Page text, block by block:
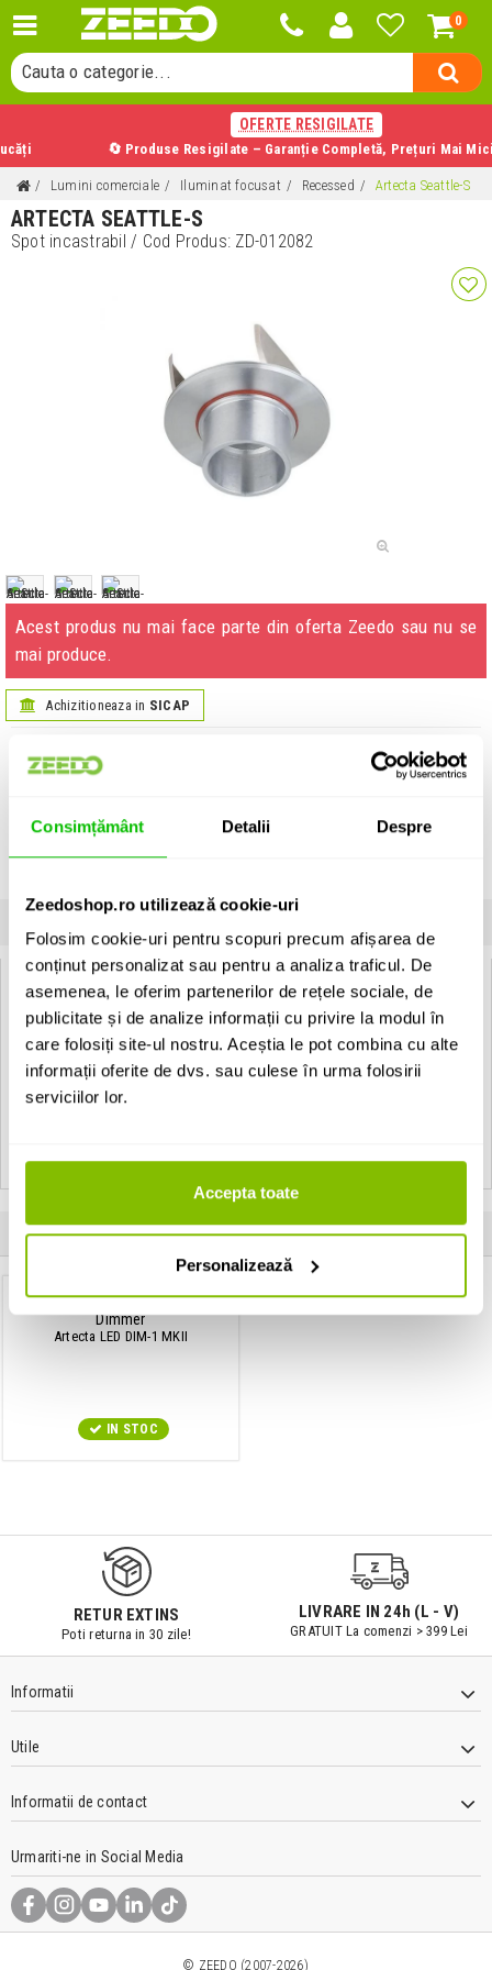
Consimțământ Detalii Despre
Zeedoshop.ro utilizează cookie-uri
Folosim cookie-uri pentru scopuri precum afișarea de
conținut personalizat sau pentru a analiza traficul. De
asemenea, le oferim partenerilor de rețele sociale, de
publicitate și de analize informații cu privire la modul în
care folosiți site-ul nostru. Aceștia le pot combina cu alte
informații oferite de dvs. sau culese în urma folosirii
serviciilor lor.
Accepta toate
Personalizează
0
Cauta un produs...
Cauta o categorie...
Cauta un producator...
Cauta un produs...
OFERTE RESIGILATE
🔄 Produse Resigilate – Garanție Completă, Prețuri Mai Mici
Lumini comerciale Iluminat focusat Recessed Artecta Seattle-S
ARTECTA SEATTLE-S
Spot incastrabil/ Cod Produs: ZD-012082
Acest produs nu mai face parte din oferta Zeedo sau nu se
mai produce.
Achizitioneaza in SICAP
Informatii produs:
Artecta Seattle-S:
Max. 35W Downlight - MR11
• Housing: Polished aluminium
Produse apartinand aceluiasi producator
Dimmer
Artecta LED DIM-1 MKII
IN STOC
RETUR EXTINS
Poti returna in 30 zile!
LIVRARE IN 24h (L - V)
GRATUIT La comenzi > 399 Lei
Informatii
Utile
Informatii de contact
Urmariti-ne in Social Media
© ZEEDO (2007-2026)